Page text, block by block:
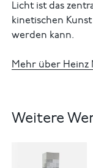
Licht ist das
kinetischen
werden kann.
Mehr über Heinz
Weitere